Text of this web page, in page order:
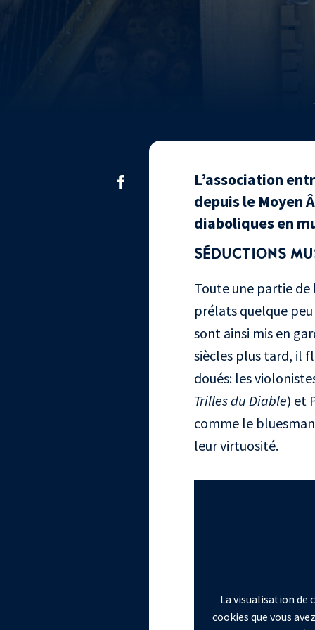
L’association
depuis le Moyen
diaboliques en
SÉDUCTIONS
Toute une partie de
prélats quelque
sont ainsi mis en
siècles plus tard, il
doués: les
Trilles du Diable) et
comme le
leur virtuosité.
La visualisation de
cookies que vous